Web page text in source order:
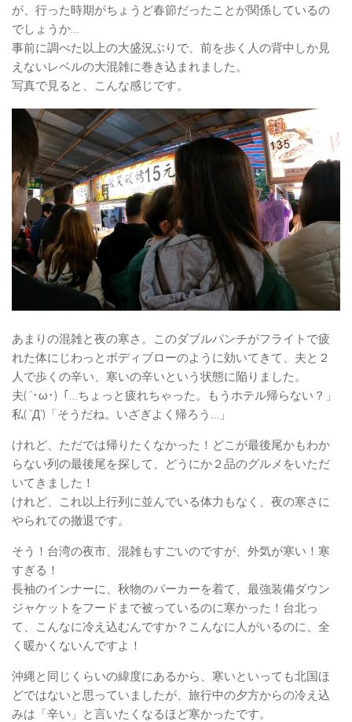
が、行った時期がちょうど春節だったことが関係しているの
でしょうか…
事前に調べた以上の大盛況ぶりで、前を歩く人の背中しか見
えないレベルの大混雑に巻き込まれました。
写真で見ると、こんな感じです。
あまりの混雑と夜の寒さ。このダブルパンチがフライトで疲
れた体にじわっとボディブローのように効いてきて、夫と２
人で歩くの辛い、寒いの辛いという状態に陥りました。
夫( ´･ω･)「…ちょっと疲れちゃった。もうホテル帰らない？」
私( ´Д`)「そうだね。いざぎよく帰ろう…」
けれど、ただでは帰りたくなかった！どこが最後尾かもわか
らない列の最後尾を探して、どうにか２品のグルメをいただ
いてきました！
けれど、これ以上行列に並んでいる体力もなく、夜の寒さに
やられての撤退です。
そう！台湾の夜市、混雑もすごいのですが、外気が寒い！寒
すぎる！
長袖のインナーに、秋物のパーカーを着て、最強装備ダウン
ジャケットをフードまで被っているのに寒かった！台北っ
て、こんなに冷え込むんですか？こんなに人がいるのに、全
く暖かくないんですよ！
沖縄と同じくらいの緯度にあるから、寒いといっても北国ほ
どではないと思っていましたが、旅行中の夕方からの冷え込
みは「辛い」と言いたくなるほど寒かったです。